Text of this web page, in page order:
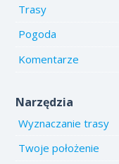
Trasy
Pogoda
Komentarze
Narzędzia
Wyznaczanie trasy
Twoje położenie